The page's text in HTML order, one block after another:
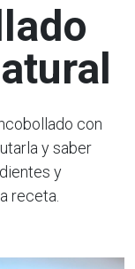
con
y saber
y
receta.